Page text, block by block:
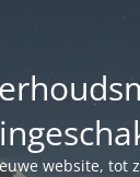
website, tot